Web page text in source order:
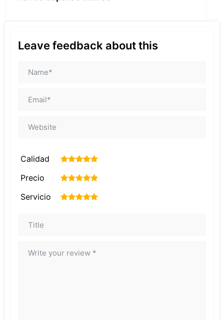
Leave feedback about this
Calidad 5
4
3
2
Precio 5
4
3
2
Servicio 5
4
3
2